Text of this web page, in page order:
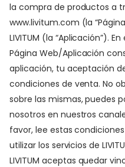
la compra de productos a
www.livitum.com (la
LIVITUM (la “Aplicación”).
Página Web/Aplicación
aplicación, tu aceptación
condiciones de venta. No
sobre las mismas, puedes
nosotros en nuestros
favor, lee estas
utilizar los servicios de
LIVITUM aceptas quedar